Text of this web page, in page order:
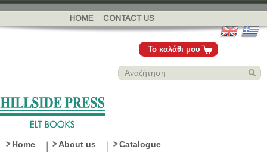
Παράκαμψη
προς το
κυρίως
περιεχόμενο
HOME CONTACT US
Το καλάθι μου
Home About us Catalogue